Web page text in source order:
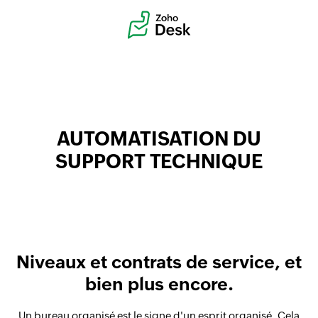
AUTOMATISATION DU
SUPPORT TECHNIQUE
Niveaux et contrats de service, et
bien plus encore.
Un bureau organisé est le signe d'un esprit organisé. Cela